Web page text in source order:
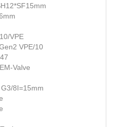
VPE
VPE/10
Valve
8I=15mm